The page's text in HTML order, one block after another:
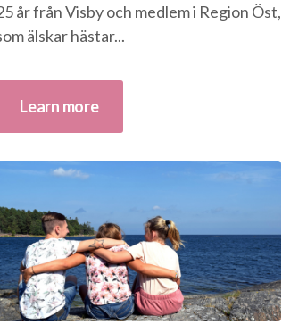
år från Visby och medlem i Region Öst,
älskar hästar...
Learn more